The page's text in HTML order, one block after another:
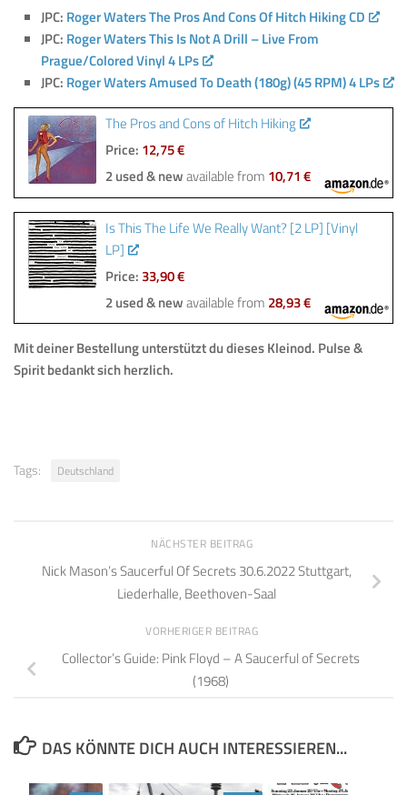
JPC: Roger Waters The Pros And Cons Of Hitch Hiking CD
JPC: Roger Waters This Is Not A Drill – Live From
Prague/Colored Vinyl 4 LPs
JPC: Roger Waters Amused To Death (180g) (45 RPM) 4 LPs
The Pros and Cons of Hitch Hiking
Price: 12,75 €
2 used & newavailable from 10,71 €
Is This The Life We Really Want? [2 LP] [Vinyl
LP]
Price: 33,90 €
2 used & newavailable from 28,93 €
Mit deiner Bestellungunterstützt du dieses Kleinod. Pulse &
Spirit bedankt sich herzlich.
Tags: Deutschland
NÄCHSTER BEITRAG
Nick Mason’s Saucerful Of Secrets 30.6.2022 Stuttgart,
Liederhalle, Beethoven-Saal
VORHERIGER BEITRAG
Collector’s Guide: Pink Floyd – A Saucerful of Secrets
(1968)
DAS KÖNNTE DICH AUCH INTERESSIEREN...